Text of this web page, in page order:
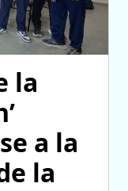
la
a la
la